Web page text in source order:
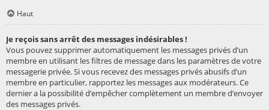
Haut
Je reçois sans arrêt des messages indésirables !
Vous pouvez supprimer automatiquement les messages privés d’un
membre en utilisant les filtres de message dans les paramètres de votre
messagerie privée. Si vous recevez des messages privés abusifs d’un
membre en particulier, rapportez les messages aux modérateurs. Ce
dernier a la possibilité d’empêcher complètement un membre d’envoyer
des messages privés.